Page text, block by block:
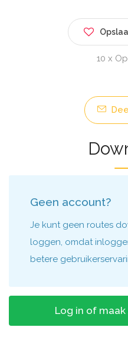
10 x
Geen account?
Je kunt geen routes
loggen, omdat
betere
Log in of